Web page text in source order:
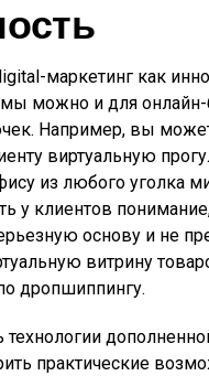
маркетинг как
можно и для онлайн-
Например, вы
виртуальную
из любого уголка
у клиентов
основу и не
витрину
дропшиппингу.
практические